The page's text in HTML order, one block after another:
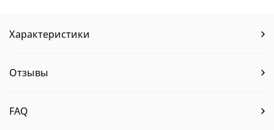
Характеристики
Отзывы
FAQ